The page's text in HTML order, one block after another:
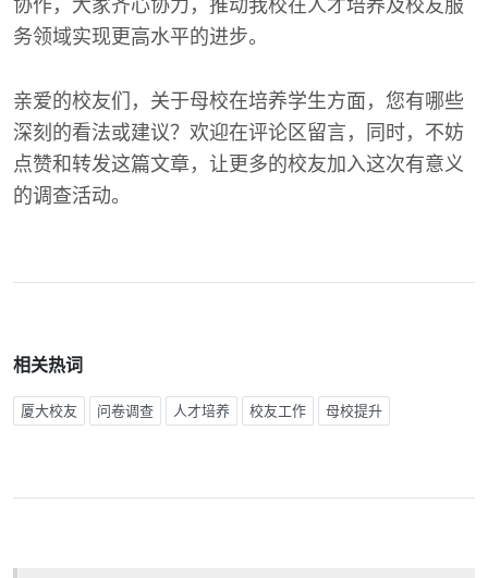
协作，大家齐心协力，推动我校在人才培养及校友服
务领域实现更高水平的进步。
亲爱的校友们，关于母校在培养学生方面，您有哪些
深刻的看法或建议？欢迎在评论区留言，同时，不妨
点赞和转发这篇文章，让更多的校友加入这次有意义
的调查活动。
相关热词
厦大校友 问卷调查 人才培养 校友工作 母校提升